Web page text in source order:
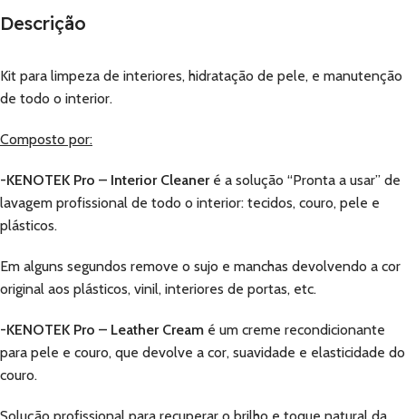
Descrição
Kit para limpeza de interiores, hidratação de pele, e manutenção
de todo o interior.
Composto por:
-KENOTEK Pro – Interior Cleaneré a solução “Pronta a usar” de
lavagem profissional de todo o interior: tecidos, couro, pele e
plásticos.
Em alguns segundos remove o sujo e manchas devolvendo a cor
original aos plásticos, vinil, interiores de portas, etc.
-KENOTEK Pro – Leather Cream é um creme recondicionante
para pele e couro, que devolve a cor, suavidade e elasticidade do
couro.
Solução profissional para recuperar o brilho e toque natural da